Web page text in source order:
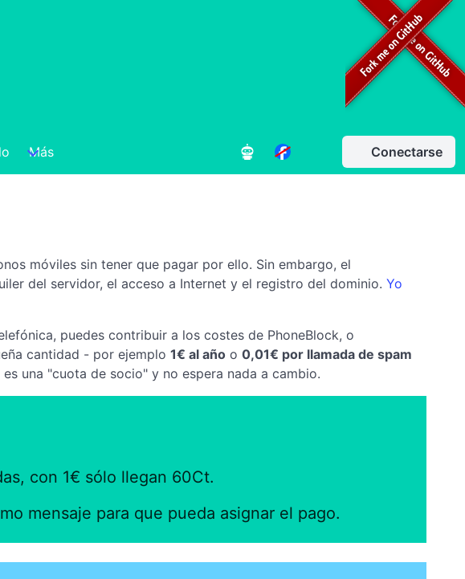
Más Conectarse
móviles sin tener que pagar por ello. Sin embargo, el
del servidor, el acceso a Internet y el registro del dominio. Yo
puedes contribuir a los costes de PhoneBlock, o
cantidad - por ejemplo 1€ al año o 0,01€ por llamada de spam
una "cuota de socio" y no espera nada a cambio.
con 1€ sólo llegan 60Ct.
mensaje para que pueda asignar el pago.